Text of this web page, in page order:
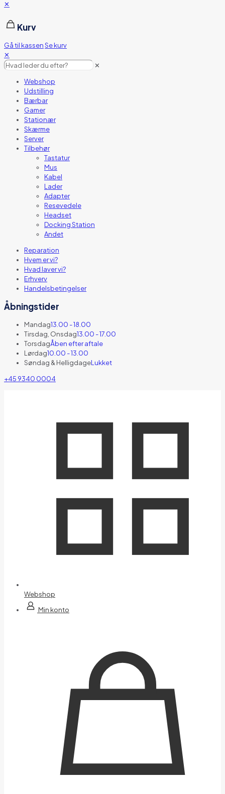
✕
Kurv
Gå til kassenSe kurv
✕
✕
Webshop
Udstilling
Bærbar
Gamer
Stationær
Skærme
Server
Tilbehør
Tastatur
Mus
Kabel
Lader
Adapter
Resevedele
Headset
Docking Station
Andet
Reparation
Hvem er vi?
Hvad laver vi?
Erhverv
Handelsbetingelser
Åbningstider
Mandag13.00 - 18.00
Tirsdag, Onsdag13.00 - 17.00
TorsdagÅben efter aftale
Lørdag10.00 - 13.00
Søndag & HelligdageLukket
+45 9340 0004
Webshop
Min konto